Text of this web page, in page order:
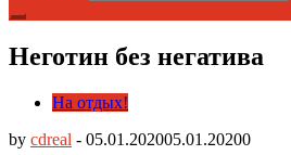
Неготин без негатива
На отдых!
by cdreal - 05.01.202005.01.20200